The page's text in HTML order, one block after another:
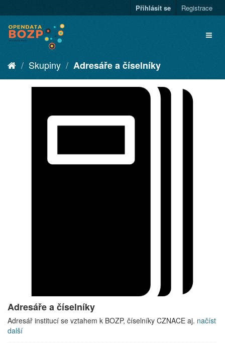
Přihlásit se Registrace
Skupiny Adresáře a číselníky
Adresáře a číselníky
Adresář institucí se vztahem k BOZP, číselníky CZNACE aj. načíst
další